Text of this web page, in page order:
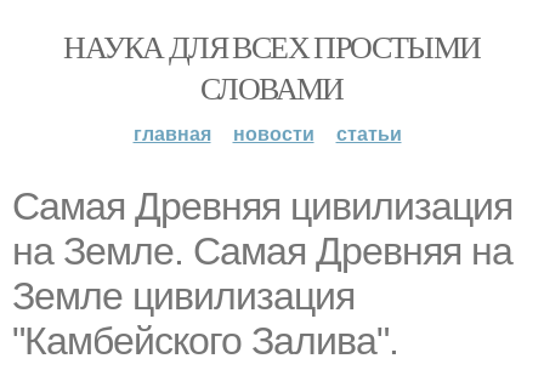
НАУКА ДЛЯ ВСЕХ ПРОСТЫМИ
СЛОВАМИ
главная новости статьи
Самая Древняя цивилизация
на Земле. Самая Древняя на
Земле цивилизация
"Камбейского Залива".